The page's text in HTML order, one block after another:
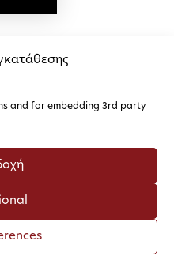
and for embedding 3rd party